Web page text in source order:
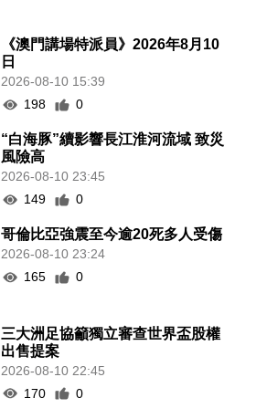
《澳門講場特派員》2026年8月10
日
2026-08-10 15:39
198
0
“白海豚”續影響長江淮河流域 致災
風險高
2026-08-10 23:45
149
0
哥倫比亞強震至今逾20死多人受傷
2026-08-10 23:24
165
0
三大洲足協籲獨立審查世界盃股權
出售提案
2026-08-10 22:45
170
0